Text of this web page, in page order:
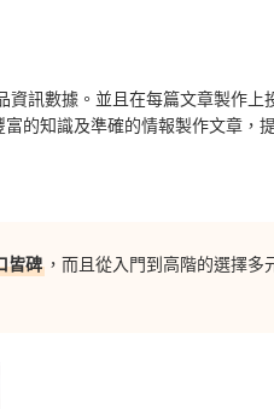
訊數據。並且在每篇文章製作上
的知識及準確的情報製作文章，
皆碑 ，而且從入門到高階的選擇多